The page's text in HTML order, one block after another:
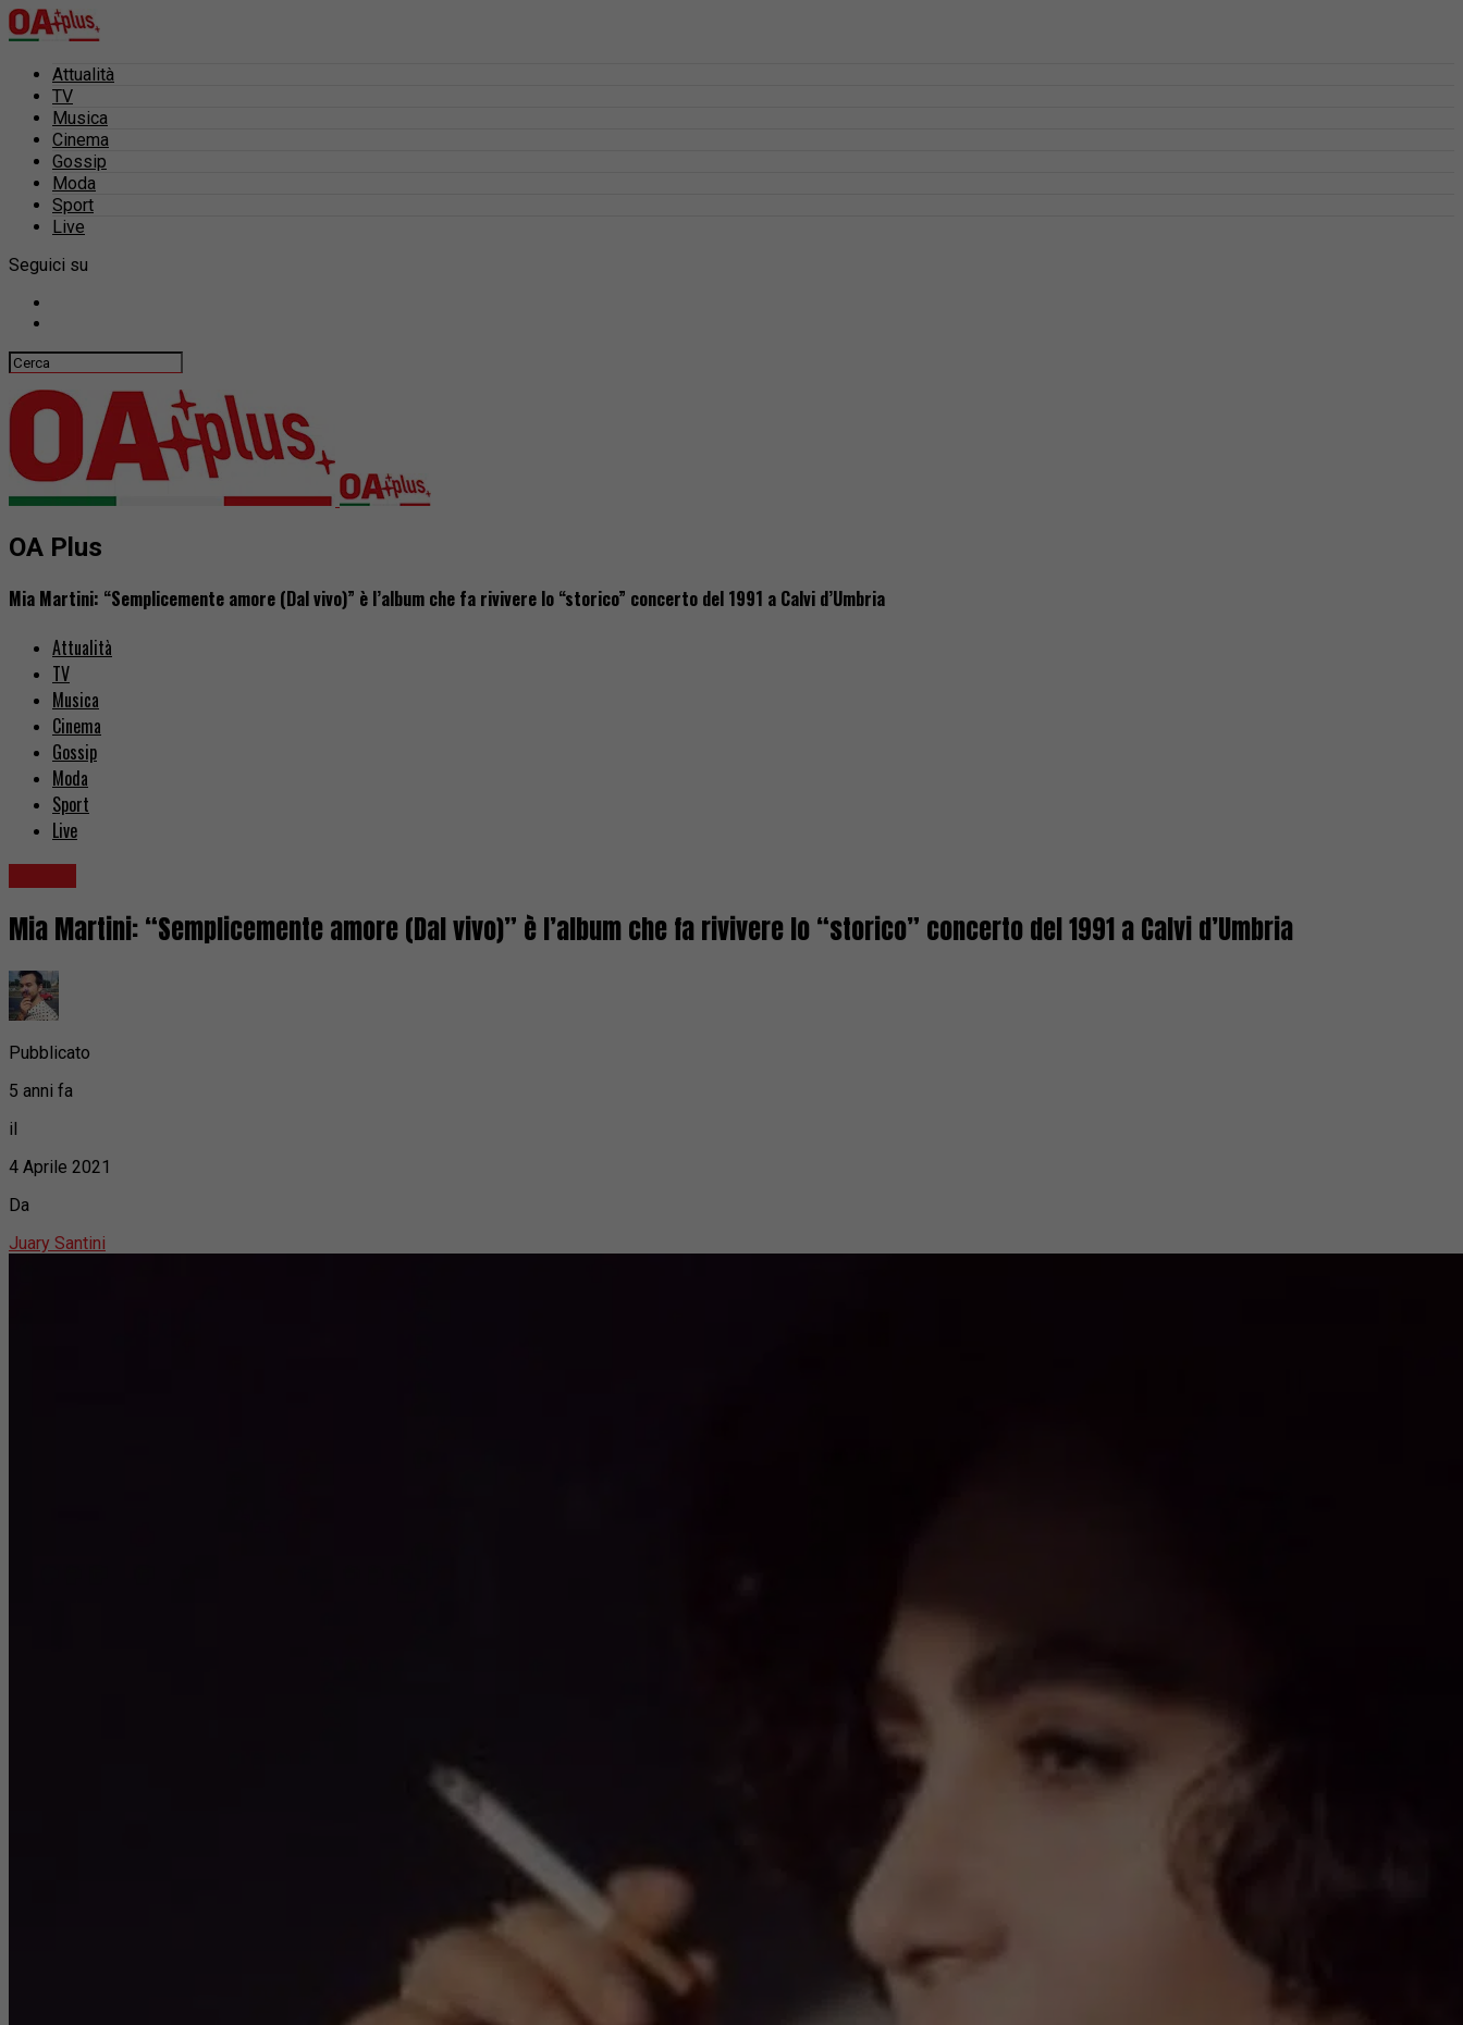
Attualità
TV
Musica
Cinema
Gossip
Moda
Sport
Live
Seguici su
OA Plus
Mia Martini: “Semplicemente amore (Dal vivo)” è l’album che fa rivivere lo “storico” concerto del 1991 a Calvi d’Umbria
Attualità
TV
Musica
Cinema
Gossip
Moda
Sport
Live
Mia Martini: “Semplicemente amore (Dal vivo)” è l’album che fa rivivere lo “storico” concerto del 1991 a Calvi d’Umbria
Pubblicato
5 anni fa
il
4 Aprile 2021
Da
Juary Santini